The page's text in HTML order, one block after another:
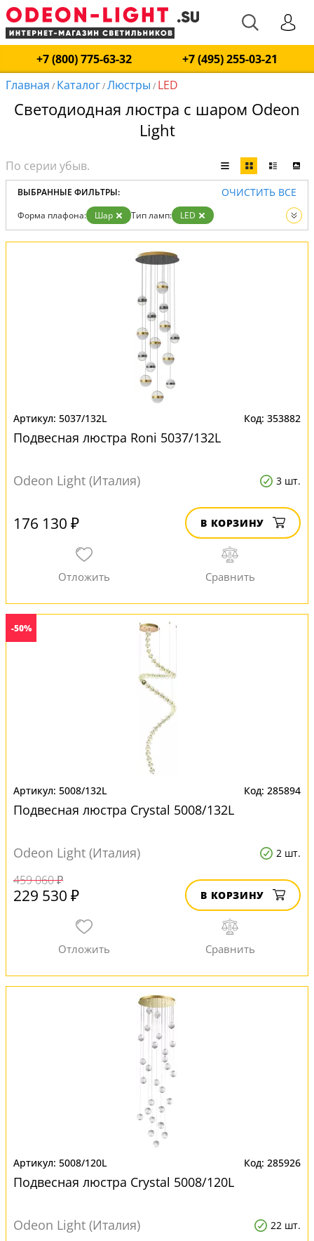
+7 (800) 775-63-32
+7 (495) 255-03-21
Главная / Каталог/Люстры / LED
Светодиодная люстра с шаром Odeon
Light
ВЫБРАННЫЕ ФИЛЬТРЫ: ОЧИСТИТЬ ВСЕ
Форма плафона: Шар Тип ламп:
LED
Вид:
Люстры
5037/132L 353882
Подвесная люстра Roni 5037/132L
Odeon Light (Италия) 3 шт.
176 130 ₽ В КОРЗИНУ
-50%
5008/132L 285894
Подвесная люстра Crystal 5008/132L
Odeon Light (Италия) 2 шт.
459 060 ₽
229 530 ₽ В КОРЗИНУ
5008/120L 285926
Подвесная люстра Crystal 5008/120L
Odeon Light (Италия) 22 шт.